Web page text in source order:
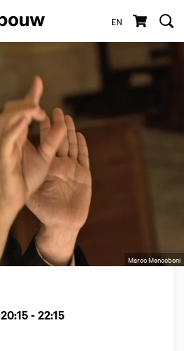
EN
Marco Mencoboni
20:15 - 22:15